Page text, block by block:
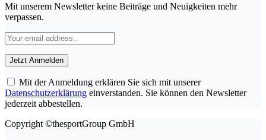
Mit unserem Newsletter keine Beiträge und Neuigkeiten mehr
verpassen.
Mit der Anmeldung erklären Sie sich mit unserer
Datenschutzerklärung einverstanden. Sie können den Newsletter
jederzeit abbestellen.
Copyright ©thesportGroup GmbH